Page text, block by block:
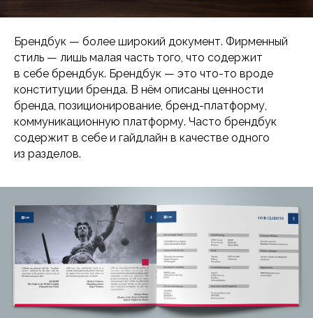
Брендбук — более широкий документ. Фирменный
стиль — лишь малая часть того, что содержит
в себе брендбук. Брендбук — это что-то вроде
конституции бренда. В нём описаны ценности
бренда, позиционирование, бренд-платформу,
коммуникационную платформу. Часто брендбук
содержит в себе и гайдлайн в качестве одного
из разделов.